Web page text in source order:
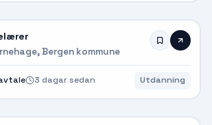
Bergen kommune
3 dagar sedan Utdanning